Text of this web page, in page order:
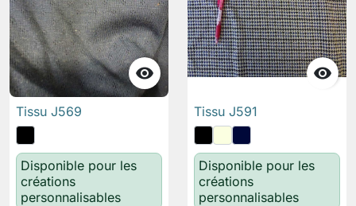

Tissu J569
Disponible pour les
créations
personnalisables

Tissu J591
Disponible pour les
créations
personnalisables